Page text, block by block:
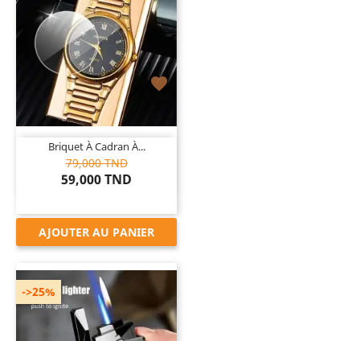

Briquet À Cadran À...
79,000 TND
59,000 TND
AJOUTER AU PANIER
->25%